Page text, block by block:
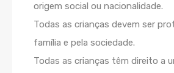
origem social ou nacionalidade.
Todas as crianças devem ser
família e pela sociedade.
Todas as crianças têm direito a